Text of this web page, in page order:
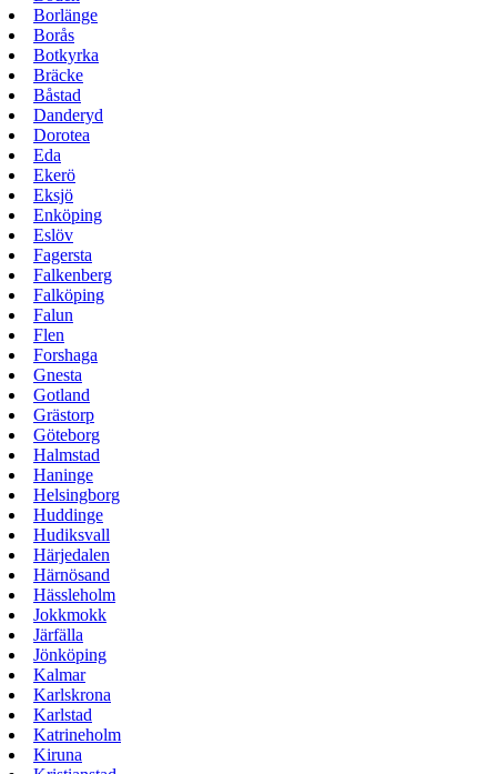
Borlänge
Borås
Botkyrka
Bräcke
Båstad
Danderyd
Dorotea
Eda
Ekerö
Eksjö
Enköping
Eslöv
Fagersta
Falkenberg
Falköping
Falun
Flen
Forshaga
Gnesta
Gotland
Grästorp
Göteborg
Halmstad
Haninge
Helsingborg
Huddinge
Hudiksvall
Härjedalen
Härnösand
Hässleholm
Jokkmokk
Järfälla
Jönköping
Kalmar
Karlskrona
Karlstad
Katrineholm
Kiruna